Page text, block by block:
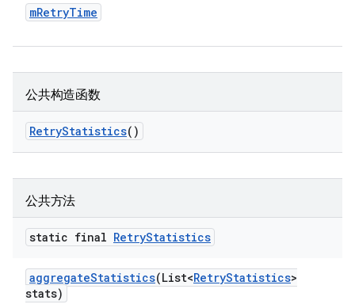
mRetryTime
公共构造函数
RetryStatistics()
公共方法
static final RetryStatistics
aggregateStatistics(List<RetryStatistics>
stats)